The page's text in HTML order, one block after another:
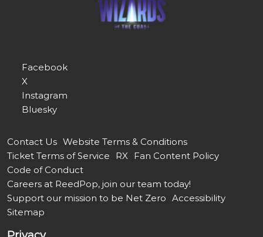
Facebook
X
Instagram
Bluesky
Contact Us Website Terms & Conditions
Ticket Terms of Service
RX
Fan Content Policy
Code of Conduct
Careers at ReedPop, join our team today!
Support our mission to be Net Zero Accessibility
Sitemap